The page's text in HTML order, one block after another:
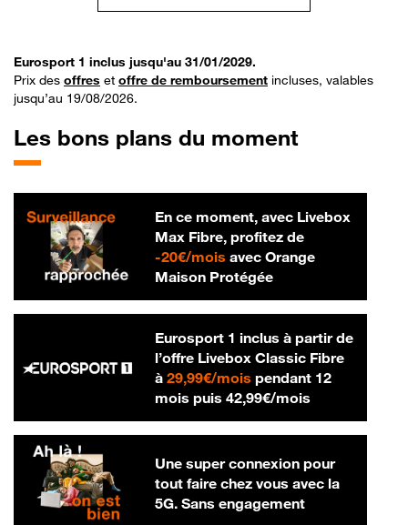
Eurosport 1 inclus jusqu'au 31/01/2029.
Prix des offres et offre de remboursement incluses, valables
jusqu’au 19/08/2026.
Les bons plans du moment
En ce moment, avec Livebox
Max Fibre, profitez de
-20€/mois20 € par mois
avec Orange
Maison Protégée
Eurosport 1 inclus à partir de
l’offre Livebox Classic Fibre
à 29,99€/mois29,99 € par mois
pendant 12
mois puis 42,99€/mois42,99 € par
Une super connexion pour
tout faire chez vous avec la
5G. Sans engagement